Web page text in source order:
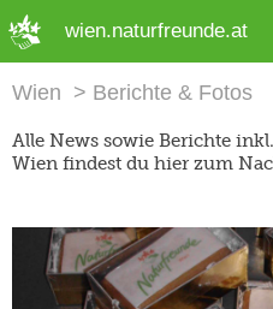
wien.naturfreunde.at
Wien Berichte & Fotos
Alle News sowie Berichte
Wien findest du hier zum